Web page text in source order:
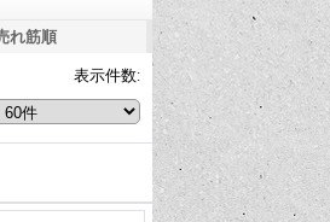
れ筋順
表示件数: